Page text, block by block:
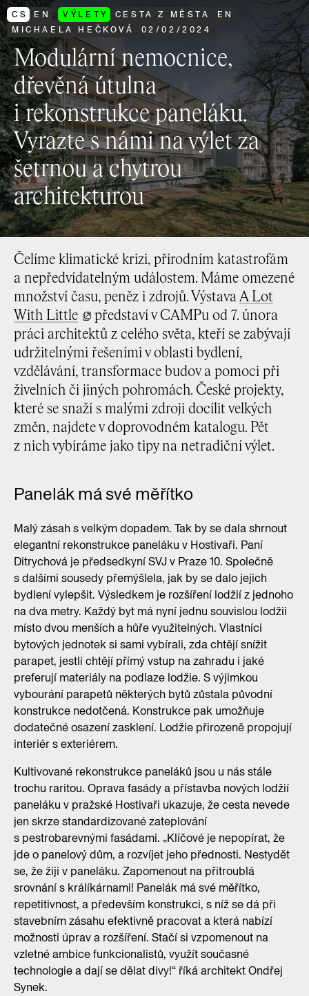
CS EN VÝLETY CESTA Z MĚSTA
EN
MICHAELA HEČKOVÁ
02 /02 /2024
Modulární nemocnice,
dřevěná útulna
i rekonstrukce paneláku.
Vyrazte s námi na výlet za
šetrnou a chytrou
architekturou
Čelíme klimatické krizi, přírodním katastrofám
a nepředvídatelným událostem. Máme omezené
množství času, peněz i zdrojů. VýstavaA Lot
With Little
představí v CAMPu od 7. února
práci architektů z celého světa, kteří se zabývají
udržitelnými řešeními v oblasti bydlení,
vzdělávání, transformace budov a pomoci při
živelních či jiných pohromách. České projekty,
které se snaží s malými zdroji docílit velkých
změn, najdete v doprovodném katalogu. Pět
z nich vybíráme jako tipy na netradiční výlet.
Panelák má své měřítko
Malý zásah s velkým dopadem. Tak by se dala shrnout
elegantní rekonstrukce paneláku v Hostivaři. Paní
Ditrychová je předsedkyní SVJ v Praze 10. Společně
s dalšími sousedy přemýšlela, jak by se dalo jejich
bydlení vylepšit. Výsledkem je rozšíření lodžií z jednoho
na dva metry. Každý byt má nyní jednu souvislou lodžii
místo dvou menších a hůře využitelných. Vlastníci
bytových jednotek si sami vybírali, zda chtějí snížit
parapet, jestli chtějí přímý vstup na zahradu i jaké
preferují materiály na podlaze lodžie. S výjimkou
vybourání parapetů některých bytů zůstala původní
konstrukce nedotčená. Konstrukce pak umožňuje
dodatečné osazení zasklení. Lodžie přirozeně propojují
interiér s exteriérem.
Kultivované rekonstrukce paneláků jsou u nás stále
trochu raritou. Oprava fasády a přístavba nových lodžií
paneláku v pražské Hostivaři ukazuje, že cesta nevede
jen skrze standardizované zateplování
s pestrobarevnými fasádami. „Klíčové je nepopírat, že
jde o panelový dům, a rozvíjet jeho přednosti. Nestydět
se, že žiji v paneláku. Zapomenout na přitroublá
srovnání s králíkárnami! Panelák má své měřítko,
repetitivnost, a především konstrukci, s níž se dá při
stavebním zásahu efektivně pracovat a která nabízí
možnosti úprav a rozšíření. Stačí si vzpomenout na
vzletné ambice funkcionalistů, využít současné
technologie a dají se dělat divy!“ říká architekt Ondřej
Synek.